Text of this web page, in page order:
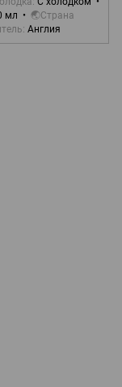
мл
🌏Страна
Англия